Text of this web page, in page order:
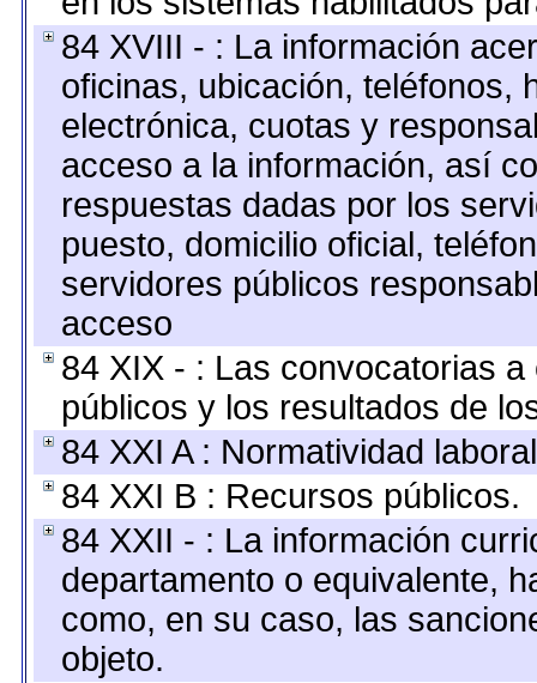
84 XVIII - : La información
oficinas, ubicación, teléfonos,
electrónica, cuotas y
acceso a la información, así
respuestas dadas por los
puesto, domicilio oficial,
servidores públicos
acceso
84 XIX - : Las convocatorias
públicos y los resultados de
84 XXI A : Normatividad
84 XXI B : Recursos públicos.
84 XXII - : La información
departamento o equivalente,
como, en su caso, las
objeto.